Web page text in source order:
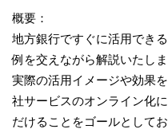
概要：
地方銀行ですぐに活用でき
例を交えながら解説いたしま
実際の活用イメージや効果
社サービスのオンライン化
だけることをゴールとしてお